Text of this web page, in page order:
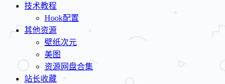
技术教程
Hook配置
其他资源
壁纸次元
美图
资源网盘合集
站长收藏